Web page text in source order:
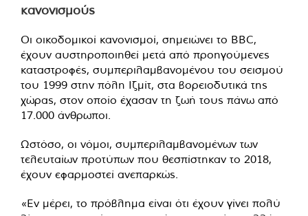
κανονισμούς
Οι οικοδομικοί κανονισμοί, σημειώνει το BBC,
έχουν αυστηροποιηθεί μετά από προηγούμενες
καταστροφές, συμπεριλαμβανομένου του σεισμού
του 1999 στην πόλη Ιζμίτ, στα βορειοδυτικά της
χώρας, στον οποίο έχασαν τη ζωή τους πάνω από
17.000 άνθρωποι.
Ωστόσο, οι νόμοι, συμπεριλαμβανομένων των
τελευταίων προτύπων που θεσπίστηκαν το 2018,
έχουν εφαρμοστεί ανεπαρκώς.
«Εν μέρει, το πρόβλημα είναι ότι έχουν γίνει πολύ